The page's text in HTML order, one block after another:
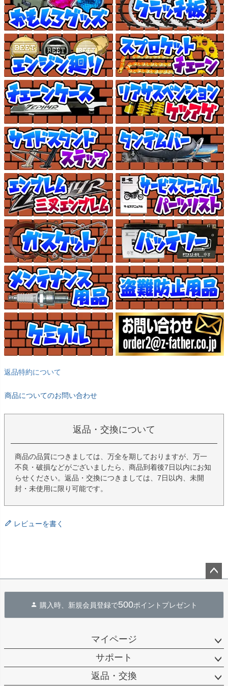
返品特約について
商品についてのお問い合わせ
返品・交換について
商品の品質につきましては、万全を期しておりますが、万一
不良・破損などがございましたら、商品到着後7日以内にお知
らせください。返品・交換につきましては、7日以内、未開
封・未使用に限り可能です。
レビューを書く
へ
購入時、新規会員登録で500ポイントプレゼント
マイページ
サポート
返品・交換